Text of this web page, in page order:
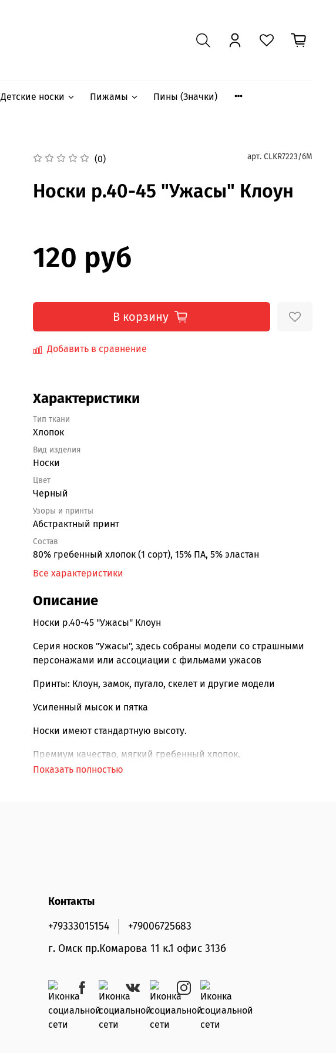
Детские носки Пижамы Пины (Значки)
(0) арт. CLKR7223/6M
Носки р.40-45 "Ужасы" Клоун
120 руб
В корзину
Добавить в сравнение
Характеристики
Тип ткани
Хлопок
Вид изделия
Носки
Цвет
Черный
Узоры и принты
Абстрактный принт
Состав
80% гребенный хлопок (1 сорт), 15% ПА, 5% эластан
Все характеристики
Описание
Носки р.40-45 "Ужасы" Клоун
Серия носков "Ужасы", здесь собраны модели со страшными
персонажами или ассоциации с фильмами ужасов
Принты: Клоун, замок, пугало, скелет и другие модели
Усиленный мысок и пятка
Носки имеют стандартную высоту.
Премиум качество, мягкий гребенный хлопок.
Показать полностью
Контакты
+79333015154
+79006725683
г. Омск пр.Комарова 11 к.1 офис 313б